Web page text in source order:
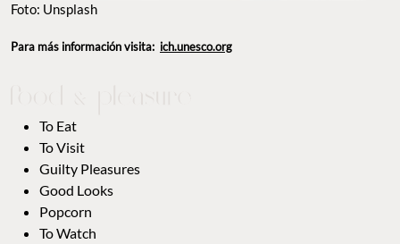
Foto: Unsplash
Para más información visita: ich.unesco.org
To Eat
To Visit
Guilty Pleasures
Good Looks
Popcorn
To Watch